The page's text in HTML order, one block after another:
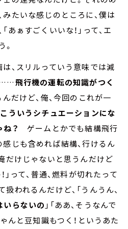
たいな感じのところに、僕は
あぁすごくいいな！」って、エ
。
、スリルっていう意味では減
……飛行機の運転の知識がつく
だけど、俺、今回のこれが一
ういうシチュエーションにな
？
ゲームとかでも結構飛行
じも含めれば結構、行けるん
だけじゃないと思うんだけど
」って、普通、燃料が切れたって
われるんだけど、「うんうん、
いらないの 」「ああ、そうなんで
ゃんと豆知識もつく！というあた